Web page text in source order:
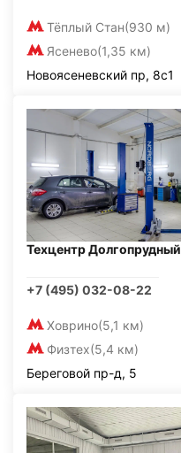
Тёплый Стан(930 м)
Ясенево(1,35 км)
Новоясеневский пр, 8с1
Техцентр Долгопрудный
+7 (495) 032-08-22
Ховрино(5,1 км)
Физтех(5,4 км)
Береговой пр-д, 5